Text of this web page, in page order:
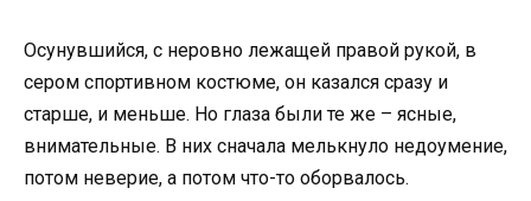
Осунувшийся, с неровно лежащей правой рукой, в
сером спортивном костюме, он казался сразу и
старше, и меньше. Но глаза были те же – ясные,
внимательные. В них сначала мелькнуло недоумение,
потом неверие, а потом что-то оборвалось.